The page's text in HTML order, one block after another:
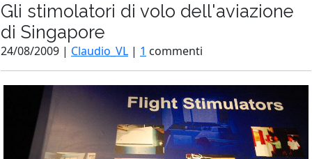
Gli stimolatori di volo dell'aviazione
di Singapore
24/08/2009 | Claudio_VL | 1 commenti